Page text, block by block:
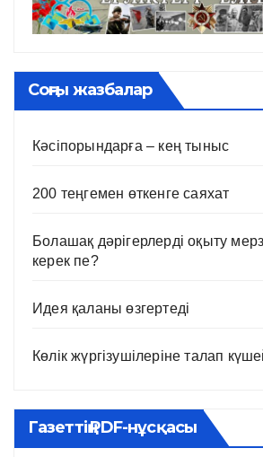
Соңғы жазбалар
Кәсіпорындарға – кең тыныс
200 теңгемен өткенге саяхат
Болашақ дәрігерлерді оқыту
керек пе?
Идея қаланы өзгертеді
Көлік жүргізушілеріне талап
Газеттің PDF-нұсқасы